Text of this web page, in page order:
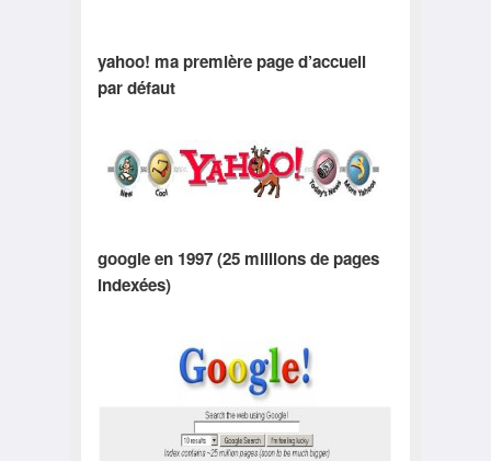
yahoo! ma première page d’accueil
par défaut
google en 1997 (25 millions de pages
indexées)